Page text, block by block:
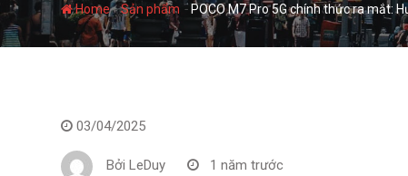
e
n
Home-Sản phẩm - POCO M7 Pro 5G chính thức ra mắt:
03/04/2025
Bởi LeDuy 1 năm trước